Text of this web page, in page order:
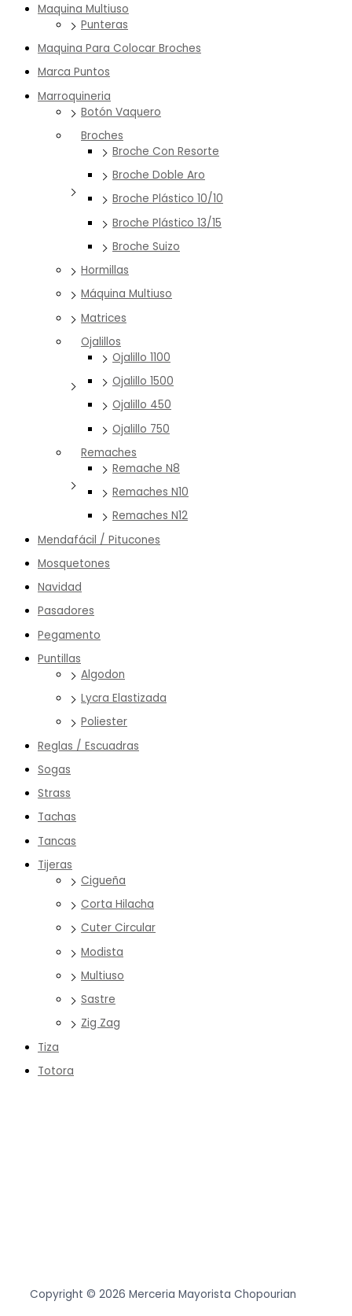
Maquina Multiuso
Punteras
Maquina Para Colocar Broches
Marca Puntos
Marroquineria
Botón Vaquero
Broches
Broche Con Resorte
Broche Doble Aro
Broche Plástico 10/10
Broche Plástico 13/15
Broche Suizo
Hormillas
Máquina Multiuso
Matrices
Ojalillos
Ojalillo 1100
Ojalillo 1500
Ojalillo 450
Ojalillo 750
Remaches
Remache N8
Remaches N10
Remaches N12
Mendafácil / Pitucones
Mosquetones
Navidad
Pasadores
Pegamento
Puntillas
Algodon
Lycra Elastizada
Poliester
Reglas / Escuadras
Sogas
Strass
Tachas
Tancas
Tijeras
Cigueña
Corta Hilacha
Cuter Circular
Modista
Multiuso
Sastre
Zig Zag
Tiza
Totora
Copyright © 2026 Merceria Mayorista Chopourian